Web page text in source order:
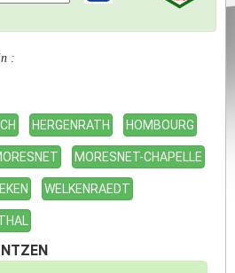
:
HERGENRATH HOMBOURG
MORESNET-CHAPELLE
WELKENRAEDT